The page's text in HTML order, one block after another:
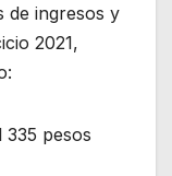
de ingresos y
2021,
pesos